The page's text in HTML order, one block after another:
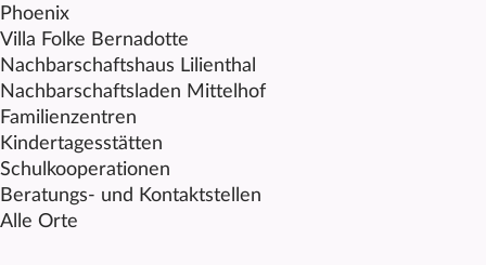
Phoenix
Villa Folke Bernadotte
Nachbarschaftshaus Lilienthal
Nachbarschaftsladen Mittelhof
Familienzentren
Kindertagesstätten
Schulkooperationen
Beratungs- und Kontaktstellen
Alle Orte